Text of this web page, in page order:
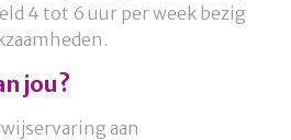
4 tot 6 uur per week bezig
jou?
aan